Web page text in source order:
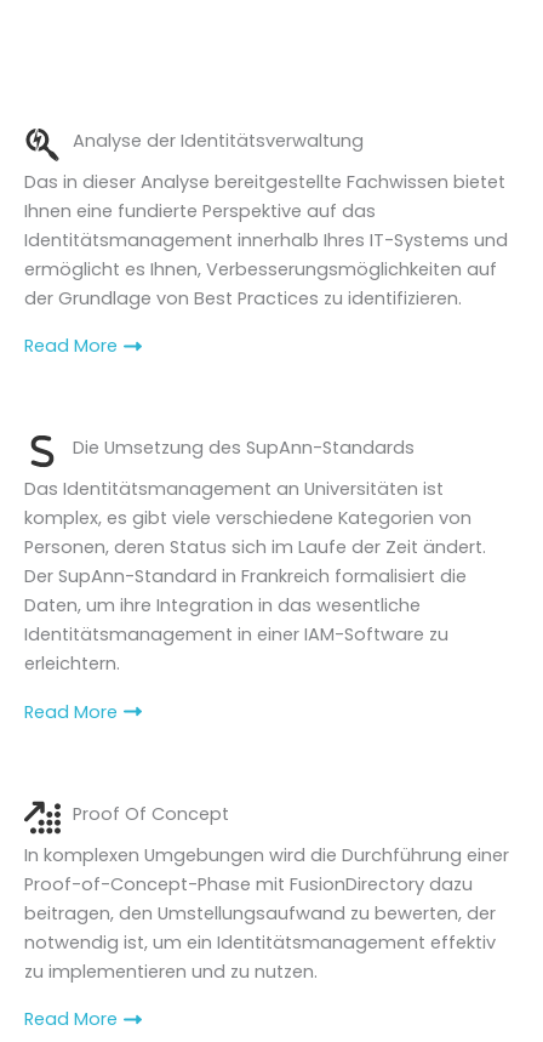
Analyse der Identitätsverwaltung
Das in dieser Analyse bereitgestellte Fachwissen bietet
Ihnen eine fundierte Perspektive auf das
Identitätsmanagement innerhalb Ihres IT-Systems und
ermöglicht es Ihnen, Verbesserungsmöglichkeiten auf
der Grundlage von Best Practices zu identifizieren.
Read More
Die Umsetzung des SupAnn-Standards
Das Identitätsmanagement an Universitäten ist
komplex, es gibt viele verschiedene Kategorien von
Personen, deren Status sich im Laufe der Zeit ändert.
Der SupAnn-Standard in Frankreich formalisiert die
Daten, um ihre Integration in das wesentliche
Identitätsmanagement in einer IAM-Software zu
erleichtern.
Read More
Proof Of Concept
In komplexen Umgebungen wird die Durchführung einer
Proof-of-Concept-Phase mit FusionDirectory dazu
beitragen, den Umstellungsaufwand zu bewerten, der
notwendig ist, um ein Identitätsmanagement effektiv
zu implementieren und zu nutzen.
Read More